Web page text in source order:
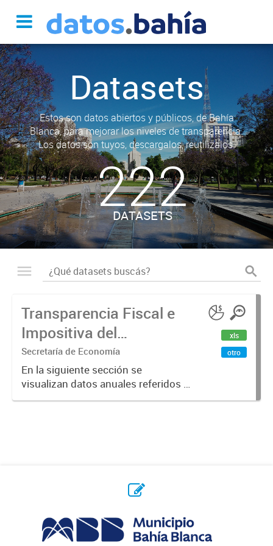
Datasets
Estos son datos abiertos y públicos, de Bahía
Blanca, para mejorar los niveles de transparencia.
Los datos son tuyos, descargalos, reutilizalos.
222
DATASETS
Transparencia Fiscal e
Impositiva del
Municipio. Año 2023
Secretaría de Economía
En la siguiente sección se
visualizan datos anuales referidos a
la transparencia fiscal e impositiva
xls
otro